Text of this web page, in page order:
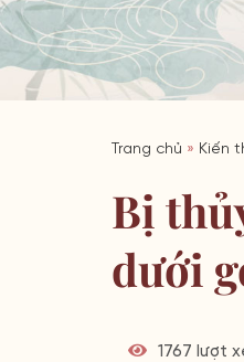
Trang chủ » Kiến
Bị
dưới
1767 lượt